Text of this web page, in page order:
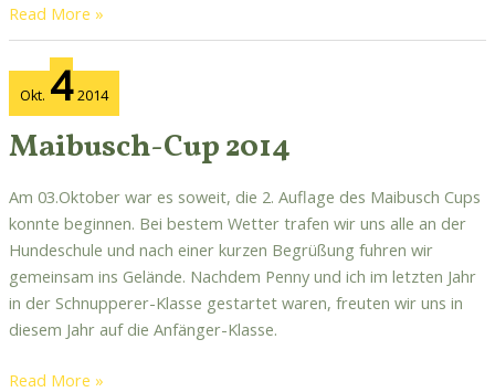
Read More »
Okt. 4 2014
Maibusch-Cup 2014
Am 03.Oktober war es soweit, die 2. Auflage des Maibusch Cups
konnte beginnen. Bei bestem Wetter trafen wir uns alle an der
Hundeschule und nach einer kurzen Begrüßung fuhren wir
gemeinsam ins Gelände. Nachdem Penny und ich im letzten Jahr
in der Schnupperer-Klasse gestartet waren, freuten wir uns in
diesem Jahr auf die Anfänger-Klasse.
Maibusch-
2014
Read More »